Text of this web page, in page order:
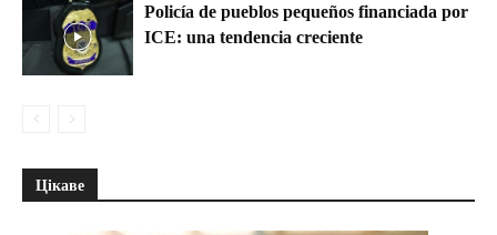
Policía de pueblos pequeños financiada por
ICE: una tendencia creciente
Цікаве